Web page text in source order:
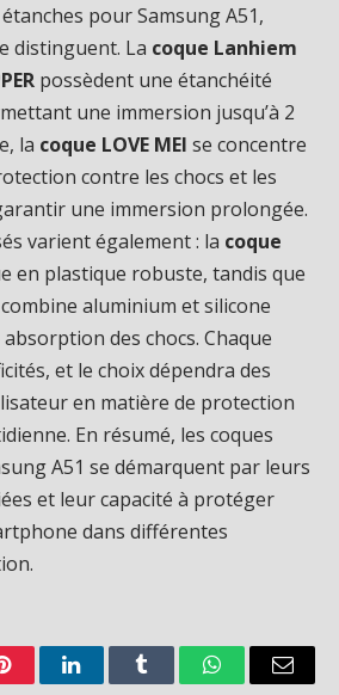
pour Samsung A51,
distinguent. La coque Lanhiem
possèdent une étanchéité
une immersion jusqu’à 2
la coque LOVE MEI se concentre
contre les chocs et les
une immersion prolongée.
varient également : la coque
en plastique robuste, tandis que
combine aluminium et silicone
des chocs. Chaque
et le choix dépendra des
en matière de protection
En résumé, les coques
A51 se démarquent par leurs
et leur capacité à protéger
dans différentes
PinterestLinkedInTumblr WhatsAppEmail